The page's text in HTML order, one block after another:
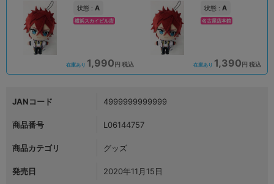
状態 : A
横浜スカイビル店
在庫あり 1,990 円 税込
状態 : A
名古屋店本館
在庫あり 1,390 円 税込
JANコード 4999999999999
商品番号 L06144757
商品カテゴリ グッズ
発売日 2020年11月15日